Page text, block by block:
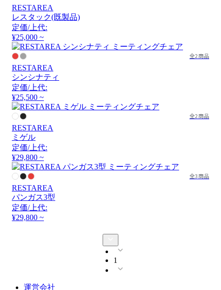
RESTAREA
レスタック(既製品)
定価/上代:
¥25,000 ~
全2商品
RESTAREA
シンシナティ
定価/上代:
¥25,500 ~
全2商品
RESTAREA
ミゲル
定価/上代:
¥29,800 ~
全3商品
RESTAREA
パンガス3型
定価/上代:
¥29,800 ~
1
運営会社